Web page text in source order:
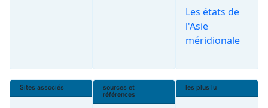
Les états de
l'Asie
méridionale
Sites associés
sources et
références
les plus lu